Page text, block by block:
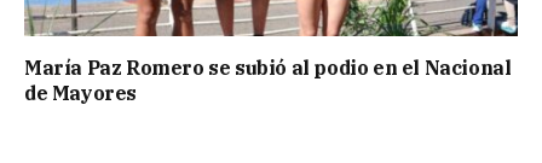
María Paz Romero se subió al podio en el Nacional
de Mayores